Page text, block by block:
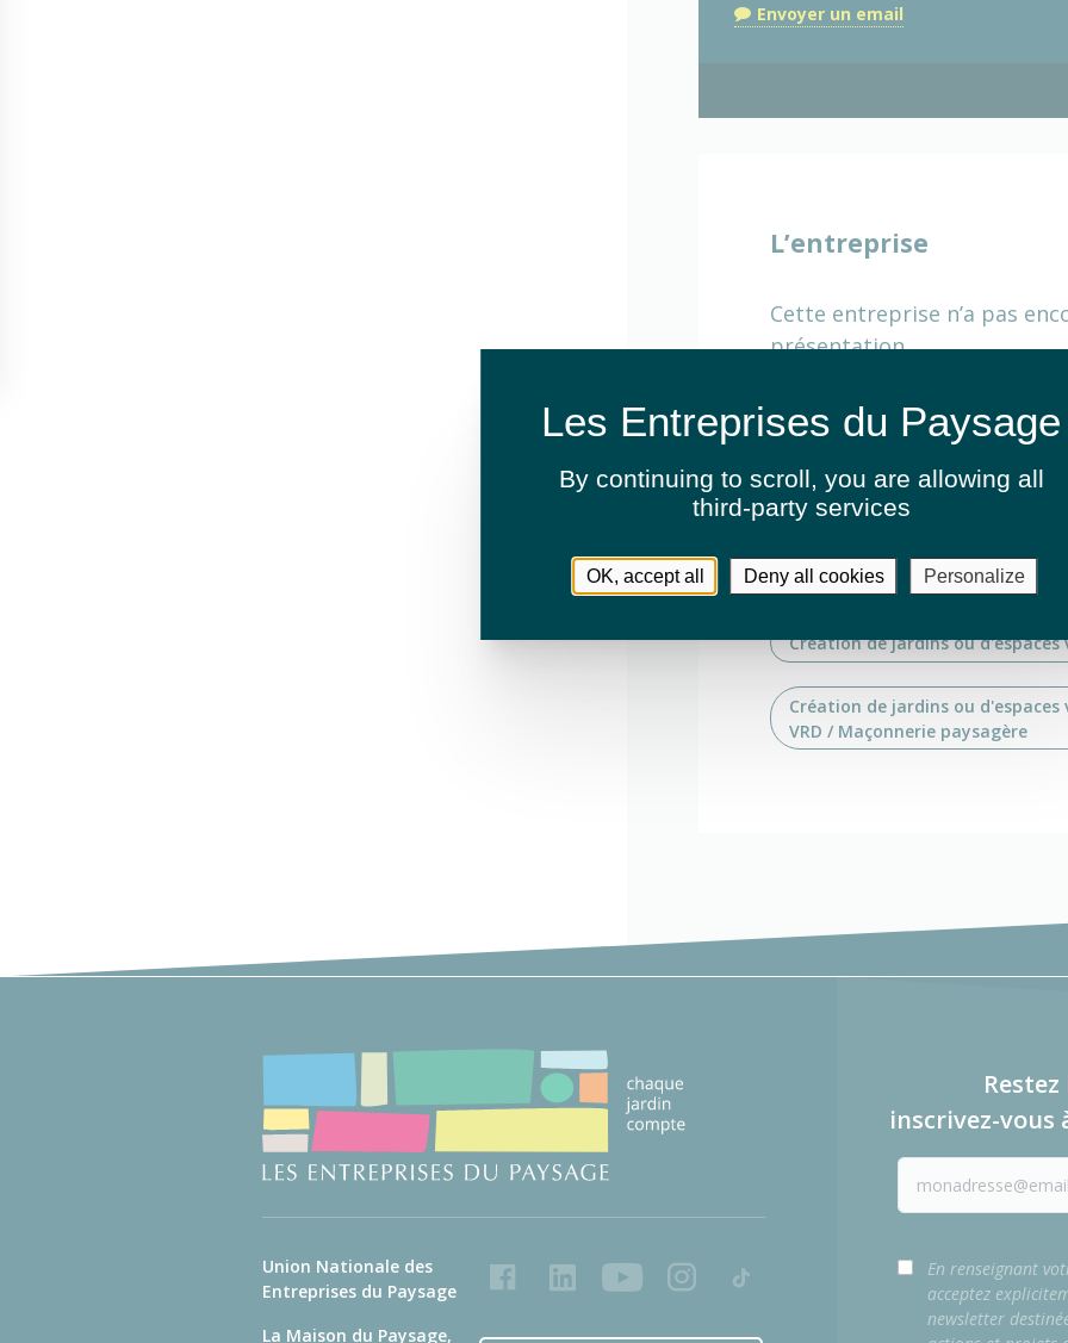
Envoyer un email
L’entreprise
Cette entreprise n’a pas
présentation.
Élagage et abattage
Entretien de jardins ou espaces
Création de jardins ou d'espaces
Création de jardins ou d'espaces
VRD / Maçonnerie paysagère
Union Nationale des
Entreprises du Paysage
La Maison du Paysage,
FacebookLinkedInYoutubeInstagram
Tiktok
inscrivez-vous
En renseignant
acceptez
newsletter
By continuing to scroll, you are allowing all
third-party services
OK, accept all Deny all cookies Personalize